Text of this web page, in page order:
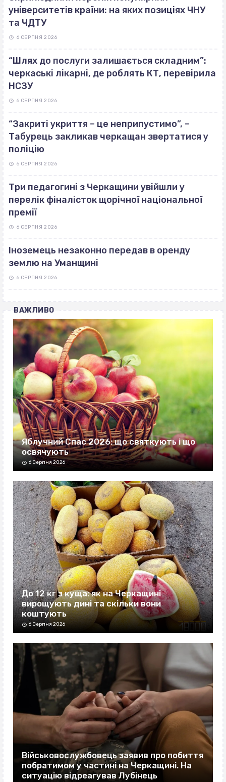
університетів країни: на яких позиціях ЧНУ
та ЧДТУ
6 СЕРПНЯ 2026
“Шлях до послуги залишається складним”:
черкаські лікарні, де роблять КТ, перевірила
НСЗУ
6 СЕРПНЯ 2026
“Закриті укриття – це неприпустимо”, –
Табурець закликав черкащан звертатися у
поліцію
6 СЕРПНЯ 2026
Три педагогині з Черкащини увійшли у
перелік фіналісток щорічної національної
премії
6 СЕРПНЯ 2026
Іноземець незаконно передав в оренду
землю на Уманщині
6 СЕРПНЯ 2026
ВАЖЛИВО
Яблучний Спас 2026: що святкують і що
освячують
6 Серпня 2026
До 12 кг з куща: як на Черкащині
вирощують дині та скільки вони
коштують
6 Серпня 2026
Військовослужбовець заявив про побиття
побратимом у частині на Черкащині. На
ситуацію відреагував Лубінець